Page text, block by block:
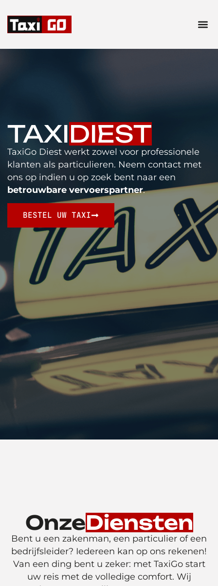
TAXIDIEST
TaxiGo Diest werkt zowel voor professionele
klanten als particulieren. Neem contact met
ons op indien u op zoek bent naar een
betrouwbare vervoerspartner.
BESTEL UW TAXI
OnzeDiensten
Bent u een zakenman, een particulier of een
bedrijfsleider? Iedereen kan op ons rekenen!
Van een ding bent u zeker: met TaxiGo start
uw reis met de volledige comfort. Wij